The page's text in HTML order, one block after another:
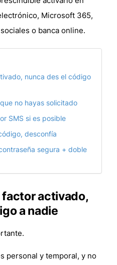
Microsoft 365,
o banca online.
nunca des el código
no hayas solicitado
SMS si es posible
desconfía
segura + doble
factor activado,
a nadie
personal y temporal, y no